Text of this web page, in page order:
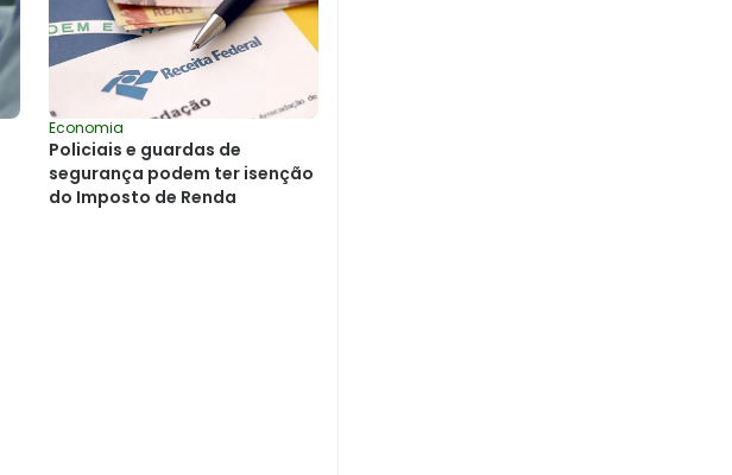
Economia
Policiais e guardas de
segurança podem ter isenção
do Imposto de Renda